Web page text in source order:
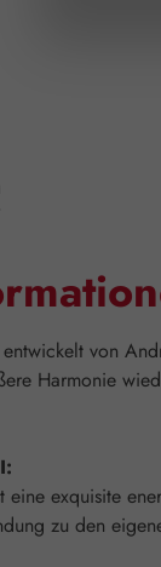
von
Harmonie
eine exquisite
zu den